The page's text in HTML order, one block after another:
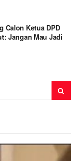
Calon Ketua DPD
Jangan Mau Jadi